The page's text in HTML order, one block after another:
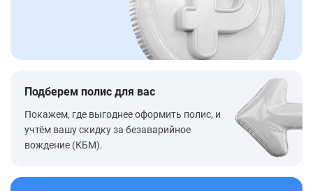
Подберем полис для вас
Покажем, где выгоднее оформить полис, и
учтём вашу скидку за безаварийное
вождение (КБМ).